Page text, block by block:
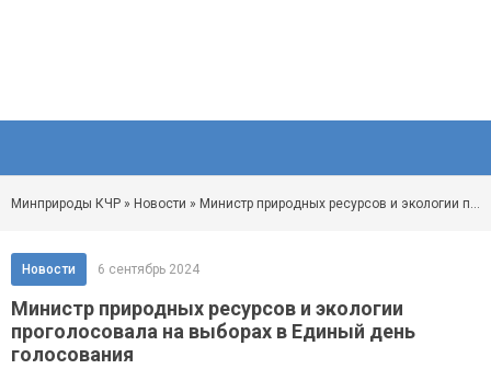
Минприроды КЧР » Новости » Министр природных ресурсов и экологии проголосовала на выборах в Единый день голосования
Новости 6 сентябрь 2024
Министр природных ресурсов и экологии
проголосовала на выборах в Единый день
голосования